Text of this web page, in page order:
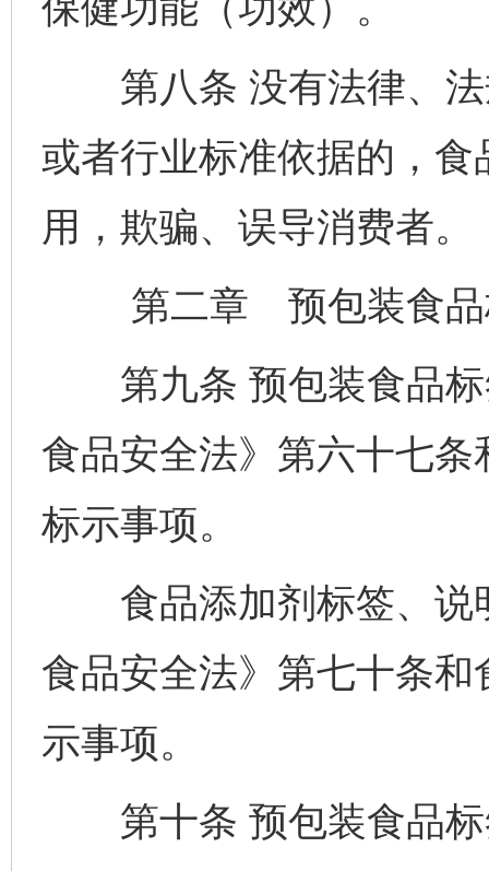
第八条 没有法律、法
或者行业标准依据的，
用，欺骗、误导消费者。
第二章 预包装食品
第九条 预包装食品标
食品安全法》第六十七
标示事项。
食品添加剂标签、说
食品安全法》第七十条
示事项。
第十条 预包装食品标